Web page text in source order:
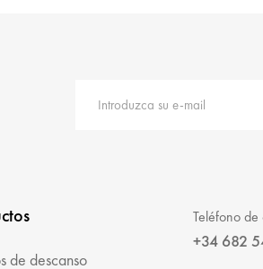
de descanso
Teléfono de
+34 682